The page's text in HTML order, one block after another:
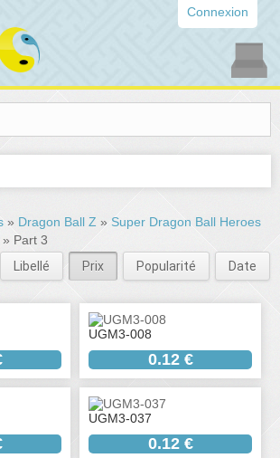
Connexion
» Dragon Ball Z » Super Dragon Ball Heroes
» Part 3
Libellé
Prix Popularité Date
UGM3-008
0.12 €
UGM3-037
0.12 €